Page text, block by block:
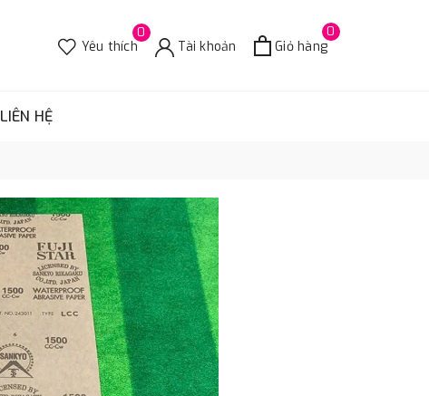
0
Yêu thích Tài khoản
0
Giỏ hàng
LIÊN HỆ